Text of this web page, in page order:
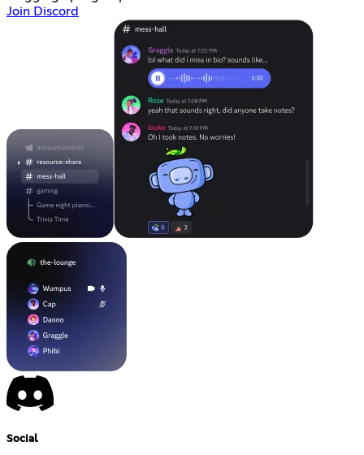
Join Discord
Social